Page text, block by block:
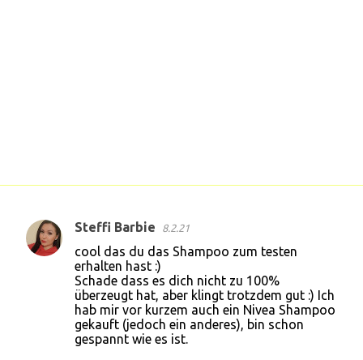
K
Steffi Barbie 8.2.21
cool das du das Shampoo zum testen
erhalten hast :)
Schade dass es dich nicht zu 100%
überzeugt hat, aber klingt trotzdem gut :) Ich
hab mir vor kurzem auch ein Nivea Shampoo
gekauft (jedoch ein anderes), bin schon
gespannt wie es ist.